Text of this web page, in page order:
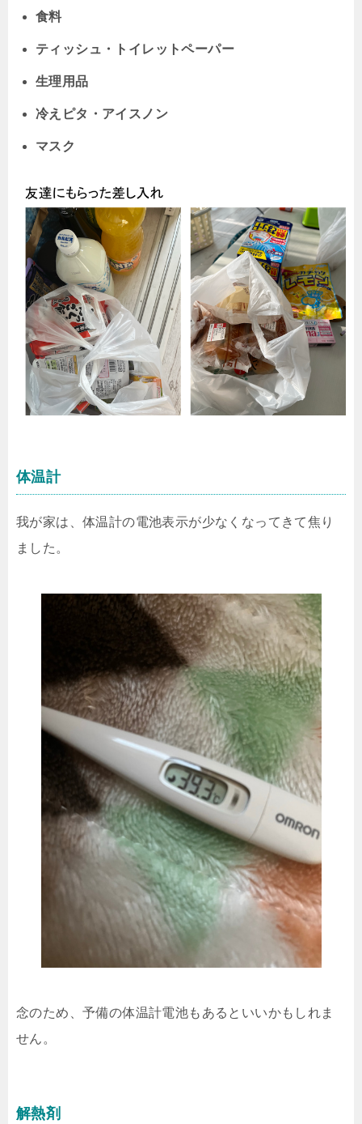
食料
ティッシュ・トイレットペーパー
生理用品
冷えピタ・アイスノン
マスク
体温計
我が家は、体温計の電池表示が少なくなってきて焦り
ました。
念のため、予備の体温計電池もあるといいかもしれま
せん。
解熱剤